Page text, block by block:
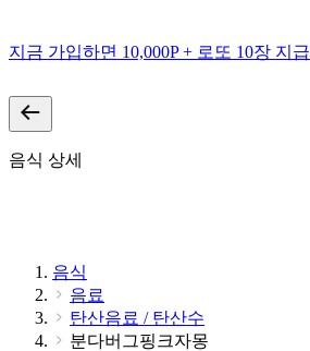
지금 가입하면 10,000P + 로또 10장 지급
음식 상세
음식
음료
탄산음료 / 탄산수
분다버그핑크자몽